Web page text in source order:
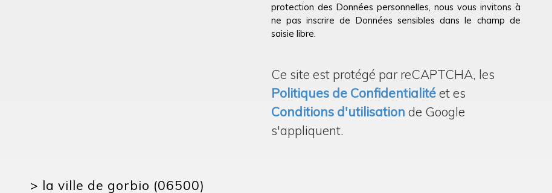
protection des Données personnelles, nous vous invitons à
ne pas inscrire de Données sensibles dans le champ de
saisie libre.
Ce site est protégé par reCAPTCHA, les
Politiques de Confidentialitéet es
Conditions d'utilisation de Google
s'appliquent.
> la ville de gorbio (06500)